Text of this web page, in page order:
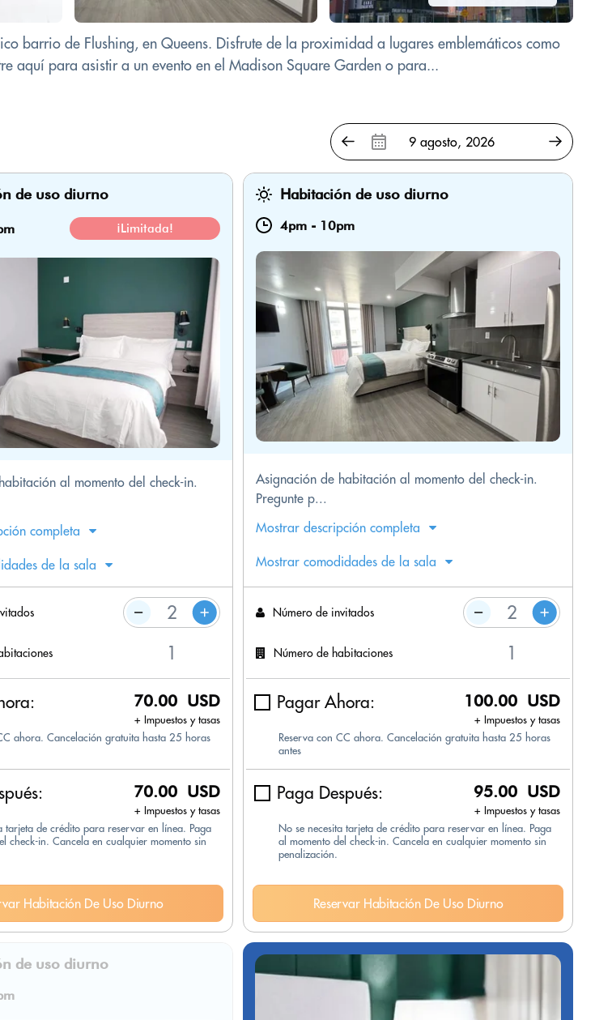
barrio de Flushing, en Queens. Disfrute de la proximidad a lugares emblemáticos como
aquí para asistir a un evento en el Madison Square Garden o para...
de uso diurno
¡Limitada!
al momento del check-in.
completa
de la sala
70.00 USD
+ Impuestos y tasas
ahora. Cancelación gratuita hasta 25 horas
70.00 USD
+ Impuestos y tasas
tarjeta de crédito para reservar en línea. Paga
check-in. Cancela en cualquier momento sin
Habitación De Uso Diurno
Habitación de uso diurno
4pm - 10pm
Asignación de habitación al momento del check-in.
Pregunte p...
Mostrar descripción completa
Mostrar comodidades de la sala
Número de invitados
Número de habitaciones
Pagar Ahora: 100.00 USD
+ Impuestos y tasas
Reserva con CC ahora. Cancelación gratuita hasta 25 horas
antes
Paga Después: 95.00 USD
+ Impuestos y tasas
No se necesita tarjeta de crédito para reservar en línea. Paga
al momento del check-in. Cancela en cualquier momento sin
penalización.
Reservar Habitación De Uso Diurno
de uso diurno